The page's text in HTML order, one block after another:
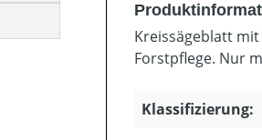
Kreissägeblatt
Forstpflege. Nur
Klassifizierung: